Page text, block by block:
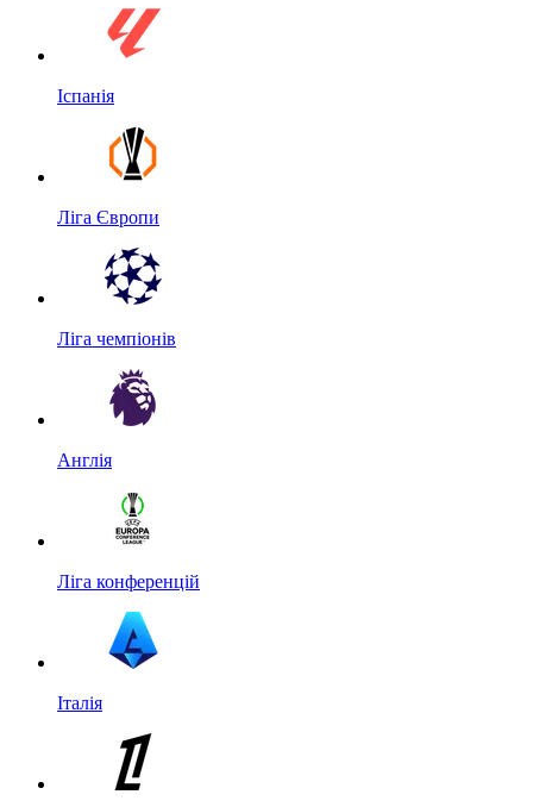
Іспанія
Ліга Європи
Ліга чемпіонів
Англія
Ліга конференцій
Італія